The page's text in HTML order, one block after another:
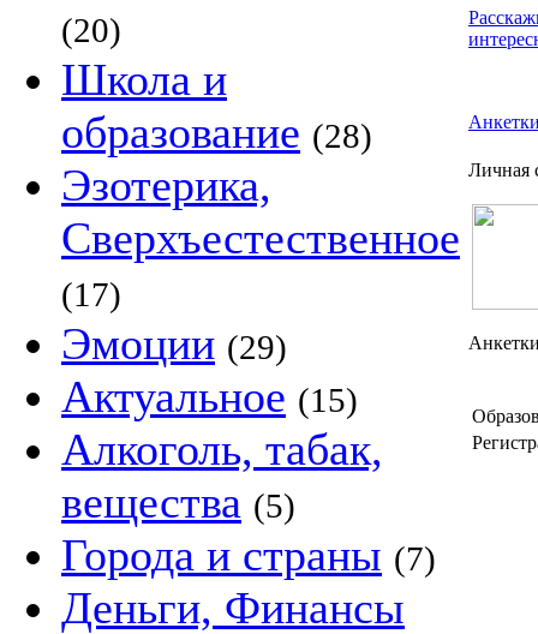
(20)
Школа и
образование (28)
Эзотерика,
Сверхъестественное
(17)
Эмоции (29)
Актуальное (15)
Алкоголь, табак,
вещества (5)
Города и страны (7)
Деньги, Финансы
Личная